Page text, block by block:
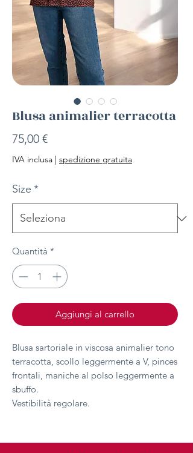
Blusa animalier terracotta
75,00 €Prezzo
IVA inclusa | spedizione gratuita
Size *
Quantità *
Aggiungi al carrello
Blusa sartoriale in viscosa animalier tono
terracotta, scollo leggermente a V, pinces
frontali, maniche al polso leggermente a
sbuffo.
Vestibilità regolare.